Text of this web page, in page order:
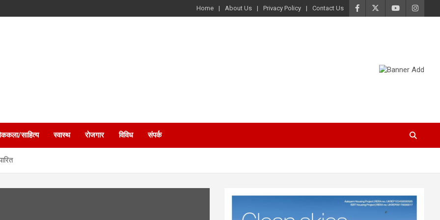
Home About Us Privacy Policy Contact Us
साहित्य स्वास्थ रोजगार विविध संपर्क